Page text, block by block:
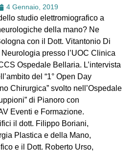
4 Gennaio, 2019
studio elettromiografico a
della mano? Ne
con il Dott. Vitantonio Di
presso l’UOC Clinica
Ospedale Bellaria. L’intervista
del “1° Open Day
Chirurgica” svolto nell’Ospedale
di Pianoro con
Eventi e Formazione.
il dott. Filippo Boriani,
Plastica e della Mano,
e il Dott. Roberto Urso,